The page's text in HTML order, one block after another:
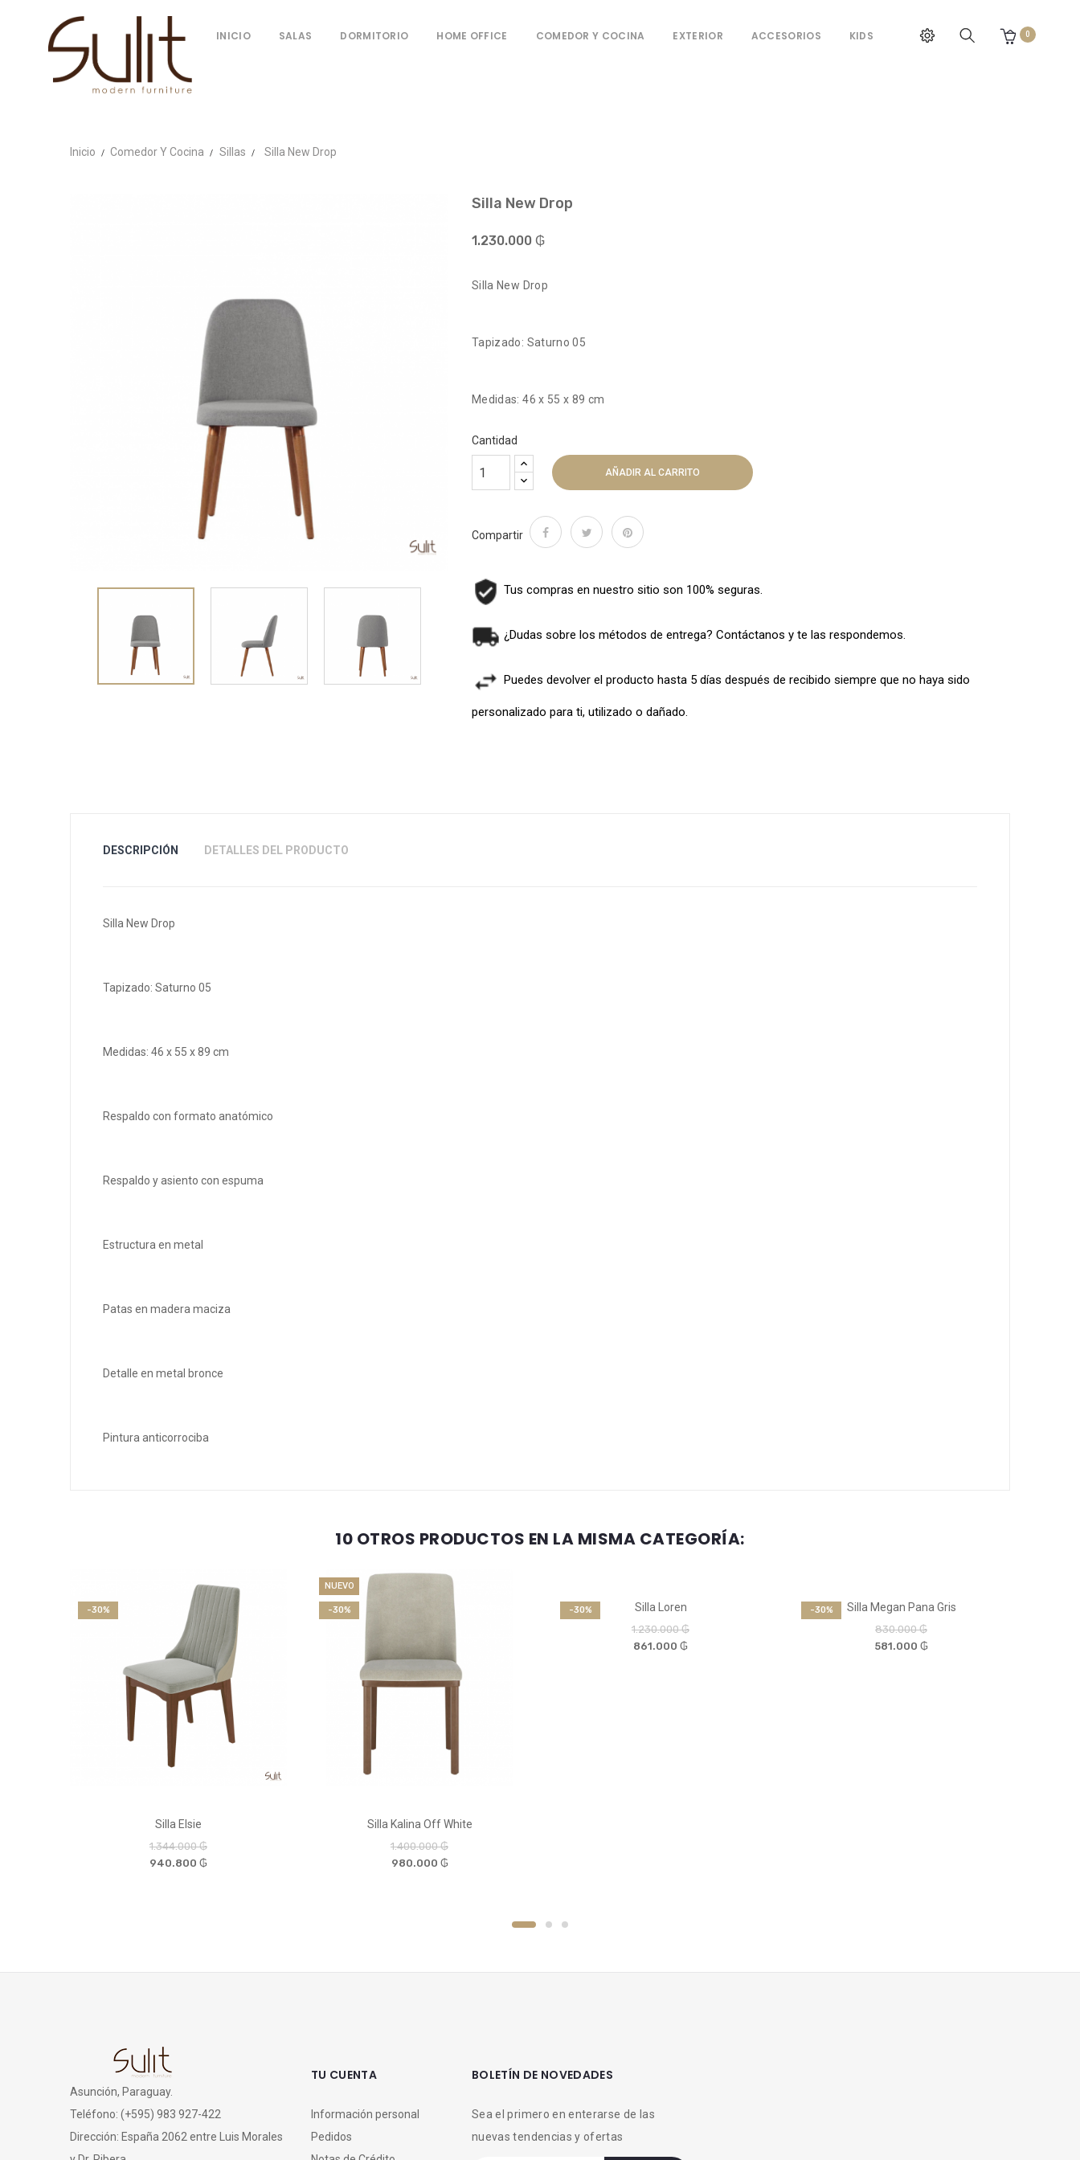
INICIO SALAS DORMITORIO HOME OFFICE COMEDOR Y COCINA EXTERIOR ACCESORIOS KIDS 0
Inicio Comedor Y Cocina Sillas Silla New Drop
Silla New Drop
1.230.000 ₲
Silla New Drop
Tapizado: Saturno 05
Medidas: 46 x 55 x 89 cm
Cantidad
AÑADIR AL CARRITO
Compartir
Tus compras en nuestro sitio son 100% seguras.
¿Dudas sobre los métodos de entrega? Contáctanos y te las respondemos.
Puedes devolver el producto hasta 5 días después de recibido siempre que no haya sido
personalizado para ti, utilizado o dañado.
DESCRIPCIÓN DETALLES DEL PRODUCTO
Silla New Drop
Tapizado: Saturno 05
Medidas: 46 x 55 x 89 cm
Respaldo con formato anatómico
Respaldo y asiento con espuma
Estructura en metal
Patas en madera maciza
Detalle en metal bronce
Pintura anticorrociba
10 OTROS PRODUCTOS EN LA MISMA CATEGORÍA:
Silla Elsie
1.344.000 ₲
-30%
940.800 ₲
NUEVO
Silla Kalina Off White
1.400.000 ₲
-30%
980.000 ₲
Silla Loren
1.230.000 ₲
-30%
861.000 ₲
Silla Megan Pana Gris
830.000 ₲
-30%
581.000 ₲
Asunción, Paraguay.
Teléfono: (+595) 983 927-422
Dirección: España 2062 entre Luis Morales
TU CUENTA
Información personal
Pedidos
BOLETÍN DE NOVEDADES
Sea el primero en enterarse de las
nuevas tendencias y ofertas